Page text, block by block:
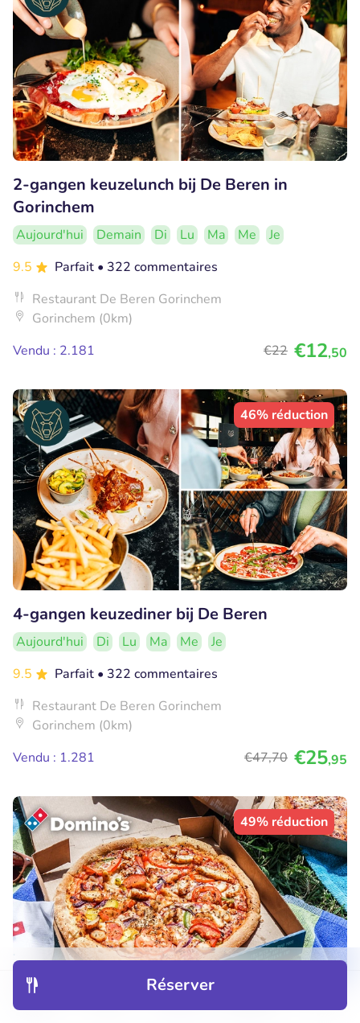
Réserver
2-gangen keuzelunch bij De Beren in
Gorinchem
Aujourd'hui Demain Di Lu Ma Me
Je
9.5
Parfait • 322 commentaires
Restaurant De Beren Gorinchem
Gorinchem (0km)
Vendu : 2.181
€22 €12,50
46% réduction
4-gangen keuzediner bij De Beren
Aujourd'hui Di Lu Ma Me
Je
9.5
Parfait • 322 commentaires
Restaurant De Beren Gorinchem
Gorinchem (0km)
Vendu : 1.281
€47,70 €25,95
49% réduction